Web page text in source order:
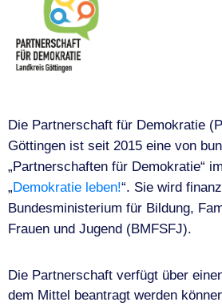
Die Partnerschaft für Demokratie
Göttingen ist seit 2015 eine von
„Partnerschaften für Demokratie“
„Demokratie leben!“. Sie wird
Bundesministerium für Bildung,
Frauen und Jugend (BMFSFJ).
Die Partnerschaft verfügt über
dem Mittel beantragt werden